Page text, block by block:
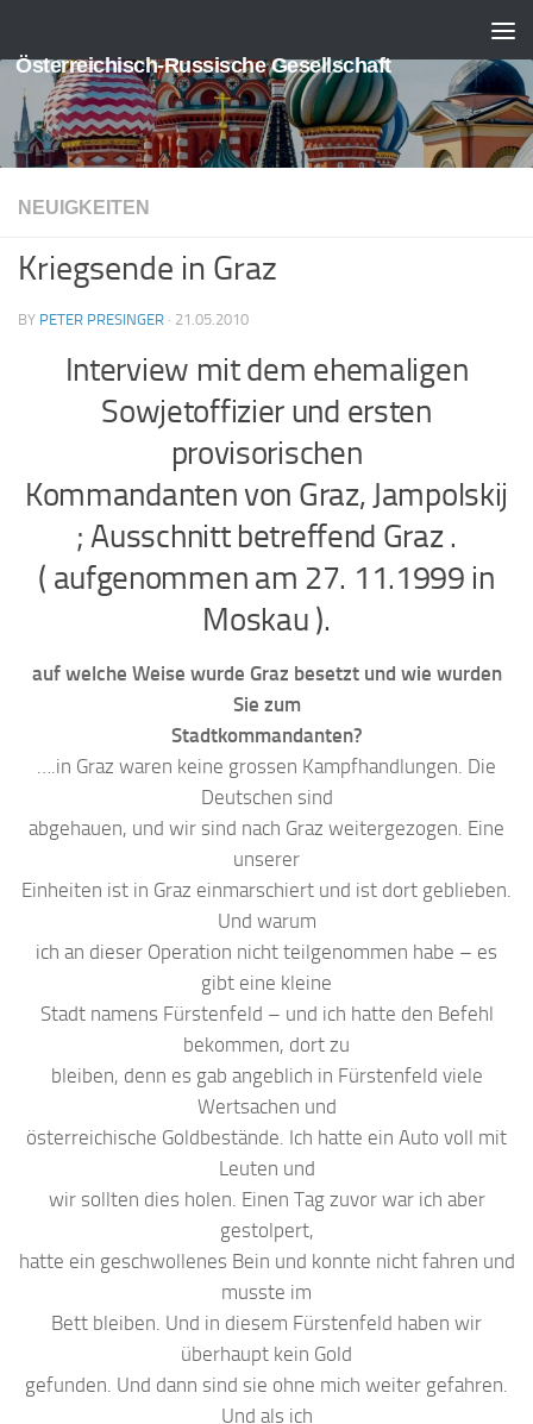
Österreichisch-Russische Gesellschaft
NEUIGKEITEN
Kriegsende in Graz
BY PETER PRESINGER · 21.05.2010
Interview mit dem ehemaligen
Sowjetoffizier und ersten
provisorischen
Kommandanten von Graz, Jampolskij
; Ausschnitt betreffend Graz .
( aufgenommen am 27. 11.1999 in
Moskau ).
auf welche Weise wurde Graz besetzt und wie wurden
Sie zum
Stadtkommandanten?
….in Graz waren keine grossen Kampfhandlungen. Die
Deutschen sind
abgehauen, und wir sind nach Graz weitergezogen. Eine
unserer
Einheiten ist in Graz einmarschiert und ist dort geblieben.
Und warum
ich an dieser Operation nicht teilgenommen habe – es
gibt eine kleine
Stadt namens Fürstenfeld – und ich hatte den Befehl
bekommen, dort zu
bleiben, denn es gab angeblich in Fürstenfeld viele
Wertsachen und
österreichische Goldbestände. Ich hatte ein Auto voll mit
Leuten und
wir sollten dies holen. Einen Tag zuvor war ich aber
gestolpert,
hatte ein geschwollenes Bein und konnte nicht fahren und
musste im
Bett bleiben. Und in diesem Fürstenfeld haben wir
überhaupt kein Gold
gefunden. Und dann sind sie ohne mich weiter gefahren.
Und als ich